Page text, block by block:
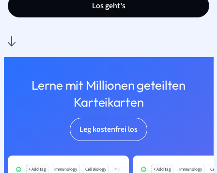
Los geht’s
Lerne mit Millionen geteilten
Karteikarten
Leg kostenfrei los
+ Add tag Immunology Cell Biology Mo + Add tag Immunology